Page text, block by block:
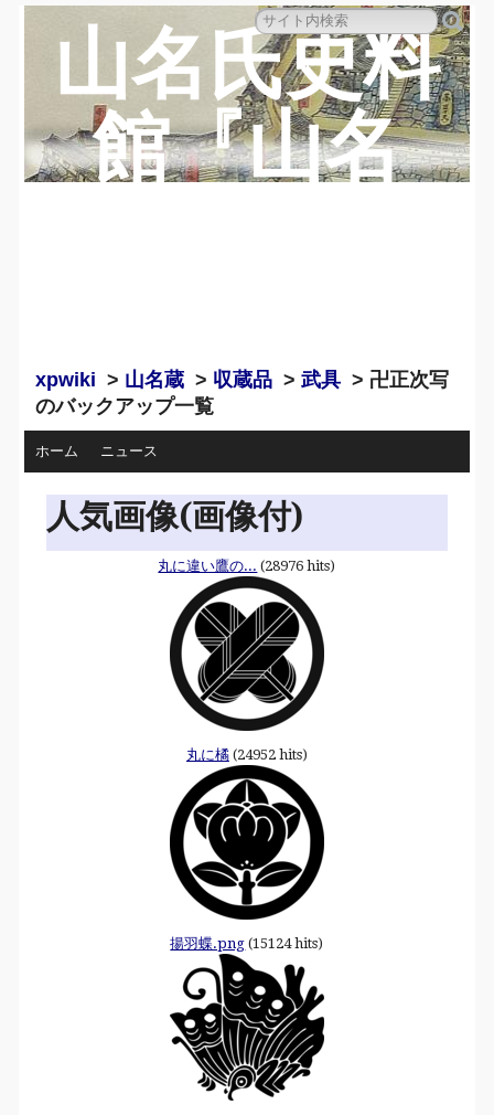
山名氏史料
館『山名
xpwiki > 山名蔵 > 収蔵品 >武具 > 卍正次写
のバックアップ一覧
ホーム ニュース
人気画像(画像付)
丸に違い鷹の... (28976 hits)
丸に橘(24952 hits)
揚羽蝶.png (15124 hits)